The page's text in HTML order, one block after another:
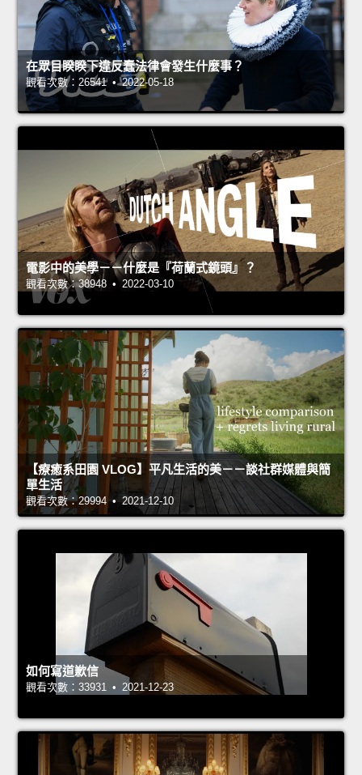
在眾目睽睽下違反蠢法律會發生什麼事？
觀看次數：26541 • 2022-05-18
電影中的美學－－什麼是『荷蘭式鏡頭』？
觀看次數：38948 • 2022-03-10
【療癒系田園 VLOG】平凡生活的美－－談社群媒體與簡
單生活
觀看次數：29994 • 2021-12-10
如何寫道歉信
觀看次數：33931 • 2021-12-23